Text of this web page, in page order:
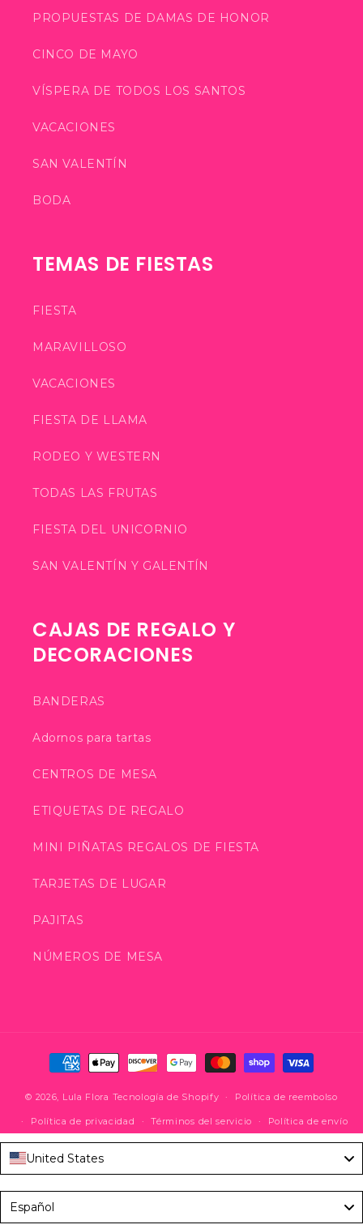
PROPUESTAS DE DAMAS DE HONOR
CINCO DE MAYO
VÍSPERA DE TODOS LOS SANTOS
VACACIONES
SAN VALENTÍN
BODA
TEMAS DE FIESTAS
FIESTA
MARAVILLOSO
VACACIONES
FIESTA DE LLAMA
RODEO Y WESTERN
TODAS LAS FRUTAS
FIESTA DEL UNICORNIO
SAN VALENTÍN Y GALENTÍN
CAJAS DE REGALO Y
DECORACIONES
BANDERAS
Adornos para tartas
CENTROS DE MESA
ETIQUETAS DE REGALO
MINI PIÑATAS REGALOS DE FIESTA
TARJETAS DE LUGAR
PAJITAS
NÚMEROS DE MESA
Formas
de
pago
© 2026, Lula Flora Tecnología de Shopify Política de reembolso
Política de privacidad Términos del servicio Política de envío
United States
Español